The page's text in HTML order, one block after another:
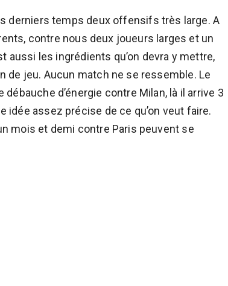
derniers temps deux offensifs très large. A
contre nous deux joueurs larges et un
aussi les ingrédients qu’on devra y mettre,
de jeu. Aucun match ne se ressemble. Le
d’énergie contre Milan, là il arrive 3
idée assez précise de ce qu’on veut faire.
mois et demi contre Paris peuvent se